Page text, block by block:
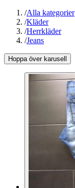
/Alla kategorier
/Kläder
/Herrkläder
/Jeans
Hoppa över karusell